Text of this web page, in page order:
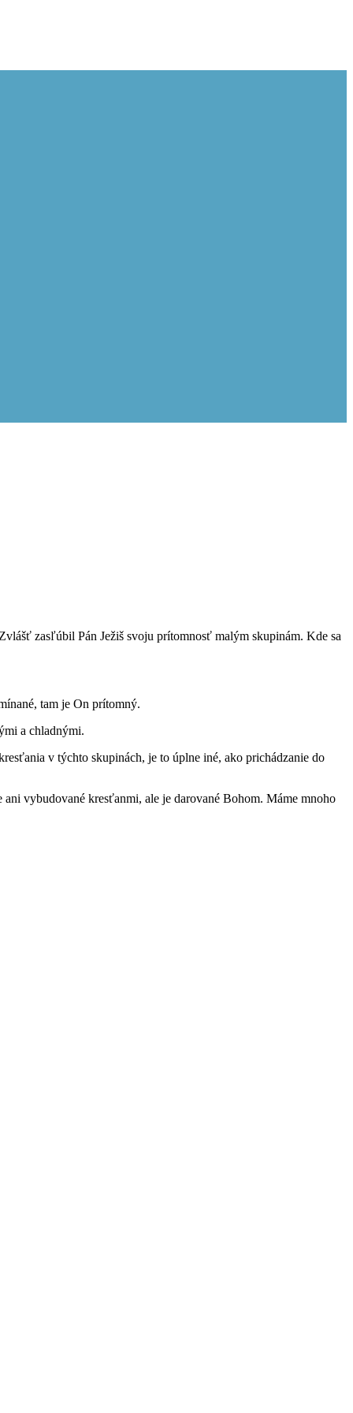
zasľúbil Pán Ježiš svoju prítomnosť malým skupinám. Kde sa
tam je On prítomný.
a chladnými.
v týchto skupinách, je to úplne iné, ako prichádzanie do
vybudované kresťanmi, ale je darované Bohom. Máme mnoho